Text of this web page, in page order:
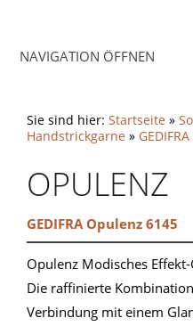
NAVIGATION ÖFFNEN
Sie sind hier: Startseite »
Handstrickgarne »
OPULENZ
GEDIFRA Opulenz 6145
Opulenz Modisches
Die raffinierte
Verbindung mit einem